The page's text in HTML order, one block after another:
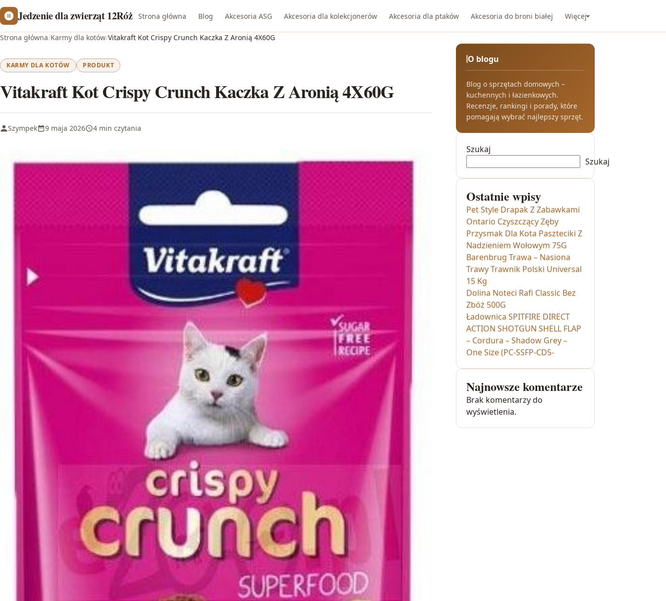
Jedzenie dla zwierząt 12Róż Strona główna Blog Akcesoria ASG Akcesoria dla kolekcjonerów Akcesoria dla ptaków Akcesoria do broni białej Więcej
Strona główna/Karmy dla kotów/Vitakraft Kot Crispy Crunch Kaczka Z Aronią 4X60G
KARMY DLA KOTÓW PRODUKT
Vitakraft Kot Crispy Crunch Kaczka Z Aronią 4X60G
Szympek 9 maja 2026 4 min czytania
O blogu
Blog o sprzętach domowych –
kuchennych i łazienkowych.
Recenzje, rankingi i porady, które
pomagają wybrać najlepszy sprzęt.
Szukaj
Szukaj
Ostatnie wpisy
Pet Style Drapak Z Zabawkami
Ontario Czyszczący Zęby
Przysmak Dla Kota Paszteciki Z
Nadzieniem Wołowym 75G
Barenbrug Trawa – Nasiona
Trawy Trawnik Polski Universal
15 Kg
Dolina Noteci Rafi Classic Bez
Zbóż 500G
Ładownica SPITFIRE DIRECT
ACTION SHOTGUN SHELL FLAP
– Cordura – Shadow Grey –
One Size (PC-SSFP-CD5-
Najnowsze komentarze
Brak komentarzy do
wyświetlenia.